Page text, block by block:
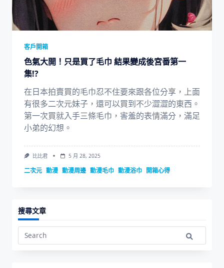
客戶開箱
色氣大開！只是買了毛巾 結果變成後宮番第一
集!?
在日本拍賣買的毛巾忍不住要來跟各位分享，上面
有很多二次元妹子，還可以買到不少澀澀的東西。
第一次買就入手三條毛巾，害羞的表情滿分，滿足
小弟的幻想。
比比君 5 月 28, 2025
二次元 動漫 動漫周邊 動漫毛巾 動漫浴巾 開箱心得
搜尋文章
Search